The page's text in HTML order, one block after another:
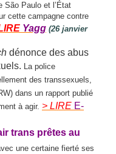
São Paulo et l’État
cette campagne contre
Yagg (26 janvier
dénonce des abus
La police
des transsexuels,
dans un rapport publié
à agir. > LIRE E-
trans prêtes au
une certaine fierté ses